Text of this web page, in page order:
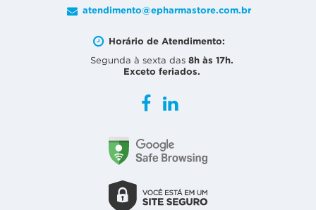
atendimento@epharmastore.com.br
Horário de Atendimento:
Segunda à sexta das 8h às 17h.
Exceto feriados.
FacebookLinkedin